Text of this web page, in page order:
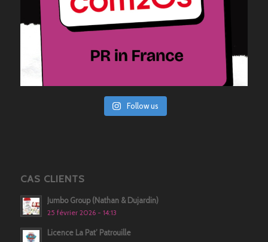
Follow us
CAS CLIENTS
Jumbo Group (Nathan & Dujardin)
25 février 2026 - 14:13
Licence La Pat’ Patrouille